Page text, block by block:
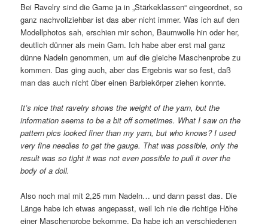
Bei Ravelry sind die Garne ja in „Stärkeklassen“ eingeordnet, so
ganz nachvollziehbar ist das aber nicht immer. Was ich auf den
Modellphotos sah, erschien mir schon, Baumwolle hin oder her,
deutlich dünner als mein Garn. Ich habe aber erst mal ganz
dünne Nadeln genommen, um auf die gleiche Maschenprobe zu
kommen. Das ging auch, aber das Ergebnis war so fest, daß
man das auch nicht über einen Barbiekörper ziehen konnte.
It’s nice that ravelry shows the weight of the yarn, but the
information seems to be a bit off sometimes. What I saw on the
pattern pics looked finer than my yarn, but who knows? I used
very fine needles to get the gauge. That was possible, only the
result was so tight it was not even possible to pull it over the
body of a doll.
Also noch mal mit 2,25 mm Nadeln… und dann passt das. Die
Länge habe ich etwas angepasst, weil ich nie die richtige Höhe
einer Maschenprobe bekomme. Da habe ich an verschiedenen